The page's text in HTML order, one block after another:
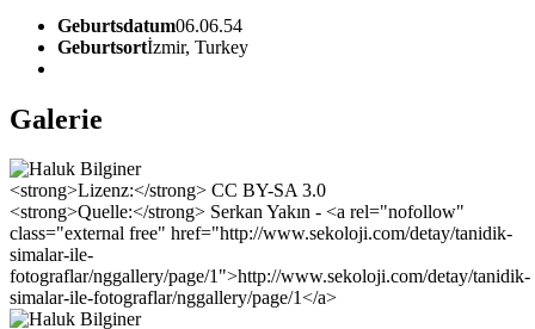
Geburtsdatum06.06.54
Geburtsortİzmir, Turkey
Galerie
<strong>Lizenz:</strong> CC BY-SA 3.0
<strong>Quelle:</strong> Serkan Yakın - <a rel="nofollow"
class="external free" href="http://www.sekoloji.com/detay/tanidik-
simalar-ile-
fotograflar/nggallery/page/1">http://www.sekoloji.com/detay/tanidik-
simalar-ile-fotograflar/nggallery/page/1</a>